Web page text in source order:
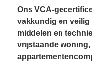
Ons VCA-
vakkundig en
middelen en
vrijstaande